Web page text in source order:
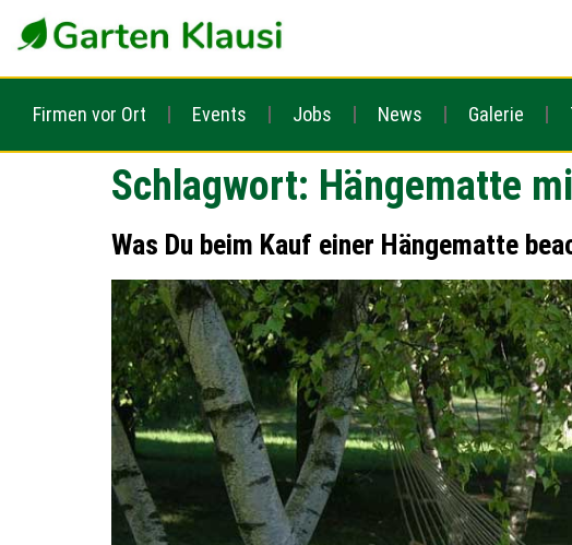
Firmen vor Ort Events Jobs News Galerie
Schlagwort: Hängematte
Was Du beim Kauf einer Hängematte